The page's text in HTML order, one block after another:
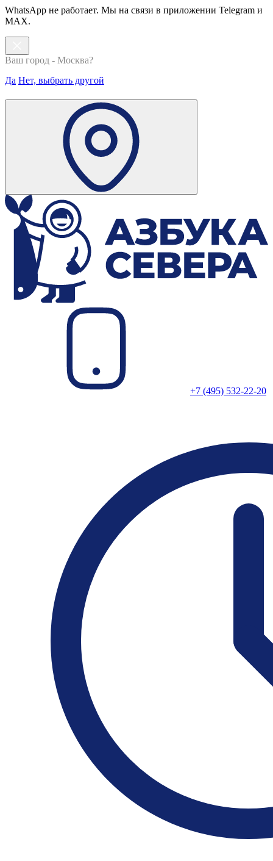
WhatsApp не работает. Мы на связи в приложении Telegram и
MAX.
Ваш город - Москва?
Да Нет, выбрать другой
+7 (495) 532-22-20